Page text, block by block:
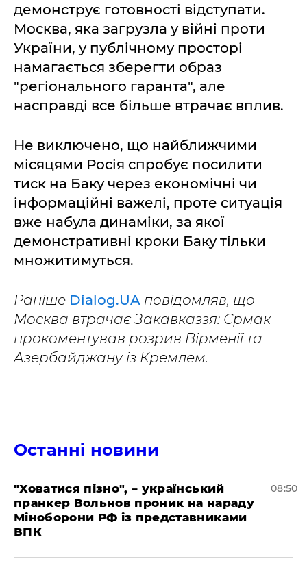
демонструє готовності відступати.
Москва, яка загрузла у війні проти
України, у публічному просторі
намагається зберегти образ
"регіонального гаранта", але
насправді все більше втрачає вплив.
Не виключено, що найближчими
місяцями Росія спробує посилити
тиск на Баку через економічні чи
інформаційні важелі, проте ситуація
вже набула динаміки, за якої
демонстративні кроки Баку тільки
множитимуться.
Раніше Dialog.UA повідомляв, що
Москва втрачає Закавказзя: Єрмак
прокоментував розрив Вірменії та
Азербайджану із Кремлем.
Останні новини
"Ховатися пізно", – український
пранкер Вольнов проник на нараду
Міноборони РФ із представниками
ВПК
08:50